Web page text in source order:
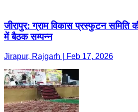
जीरापुर: ग्राम विकास प्रस्फुटन समिति
में बैठक सम्पन्न
Jirapur, Rajgarh | Feb 17, 2026